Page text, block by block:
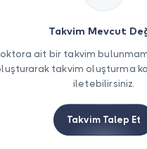
Takvim Mevcut
ait bir takvim
takvim oluşturma
iletebilirsiniz.
Takvim Talep Et